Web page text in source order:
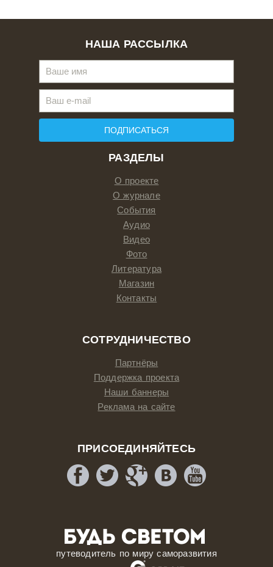
РАЗДЕЛЫ
О проекте
О журнале
События
Аудио
Видео
Фото
Литература
Магазин
Контакты
СОТРУДНИЧЕСТВО
Партнёры
Поддержка проекта
Наши баннеры
Реклама на сайте
ПРИСОЕДИНЯЙТЕСЬ
путеводитель по миру саморазвития
НАША РАССЫЛКА
ПОДПИСАТЬСЯ